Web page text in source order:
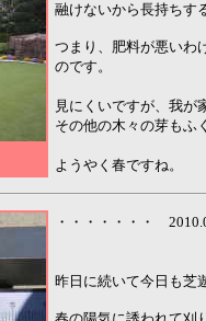
融けないから長持ちす
つまり、肥料が悪いわ
のです。
見にくいですが、我が
その他の木々の芽もふ
ようやく春ですね。
・・・・・・・
昨日に続いて今日も芝